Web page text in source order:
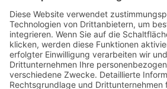
Den Osten von Madeira erleben
Tourismus auf Madeira